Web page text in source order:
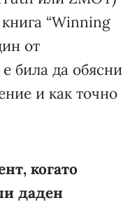
“Winning
от
била да обясни
и как точно
когато
даден